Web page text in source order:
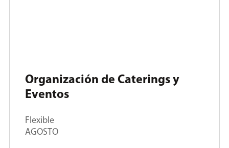
Organización de Caterings y
Eventos
Flexible
AGOSTO